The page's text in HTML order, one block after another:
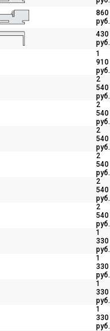
860
руб.
430
руб.
1
910
руб.
2
540
руб.
2
540
руб.
2
540
руб.
2
540
руб.
2
540
руб.
2
540
руб.
1
330
руб.
1
330
руб.
1
330
руб.
1
330
руб.